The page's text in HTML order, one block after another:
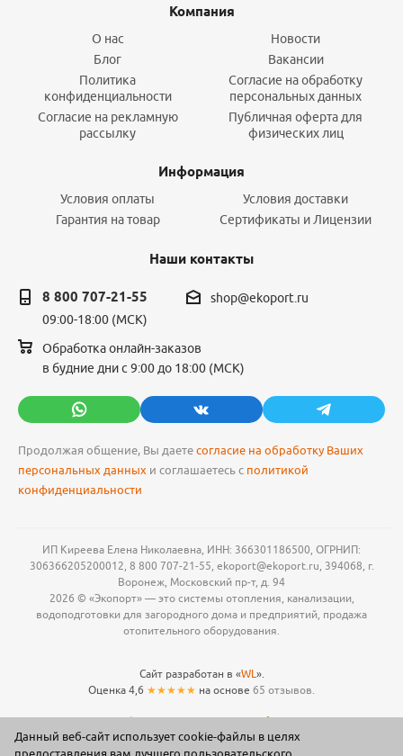
Компания
О нас
Новости
Блог
Вакансии
Политика
конфиденциальности
Согласие на обработку
персональных данных
Согласие на рекламную
рассылку
Публичная оферта для
физических лиц
Информация
Условия оплаты
Условия доставки
Гарантия на товар
Сертификаты и Лицензии
Наши контакты
8 800 707-21-55
09:00-18:00 (МСК)
shop@ekoport.ru
Обработка онлайн-заказов
в будние дни с 9:00 до 18:00 (МСК)
Продолжая общение, Вы даете согласие на обработку Ваших
персональных данных и соглашаетесь с политикой
конфиденциальности
ИП Киреева Елена Николаевна, ИНН: 366301186500, ОГРНИП:
306366205200012, 8 800 707-21-55, ekoport@ekoport.ru, 394068, г.
Воронеж, Московский пр-т, д. 94
2026 © «Экопорт» — это системы отопления, канализации,
водоподготовки для загородного дома и предприятий, продажа
отопительного оборудования.
Сайт разработан в «WL».
Оценка 4,6 ★★★★★ на основе 65 отзывов.
Данный веб-сайт использует cookie-файлы в целях